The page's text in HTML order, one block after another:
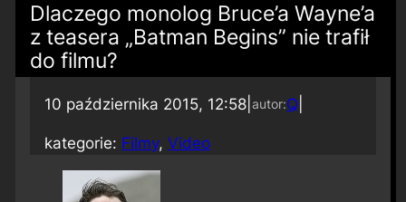
Dlaczego monolog Bruce’a Wayne’a
z teasera „Batman Begins” nie trafił
do filmu?
10 października 2015, 12:58| autor:Q
kategorie: Filmy, Video